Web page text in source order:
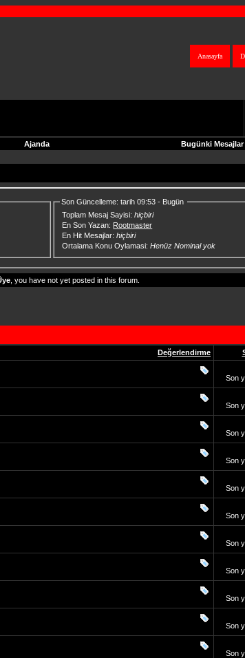
Anasayfa
Ajanda Bugünki Mesajlar
Son Güncelleme: tarih 09:53 - Bugün
Toplam Mesaj Sayisi:hiçbiri
En Son Yazan: Rootmaster
En Hit Mesajlar:hiçbiri
Ortalama Konu Oylamasi:Henüz Nominal yok
, you have not yet posted in this forum.
Değerlendirme
Son
Son
Son
Son
Son
Son
Son
Son
Son
Son
Son